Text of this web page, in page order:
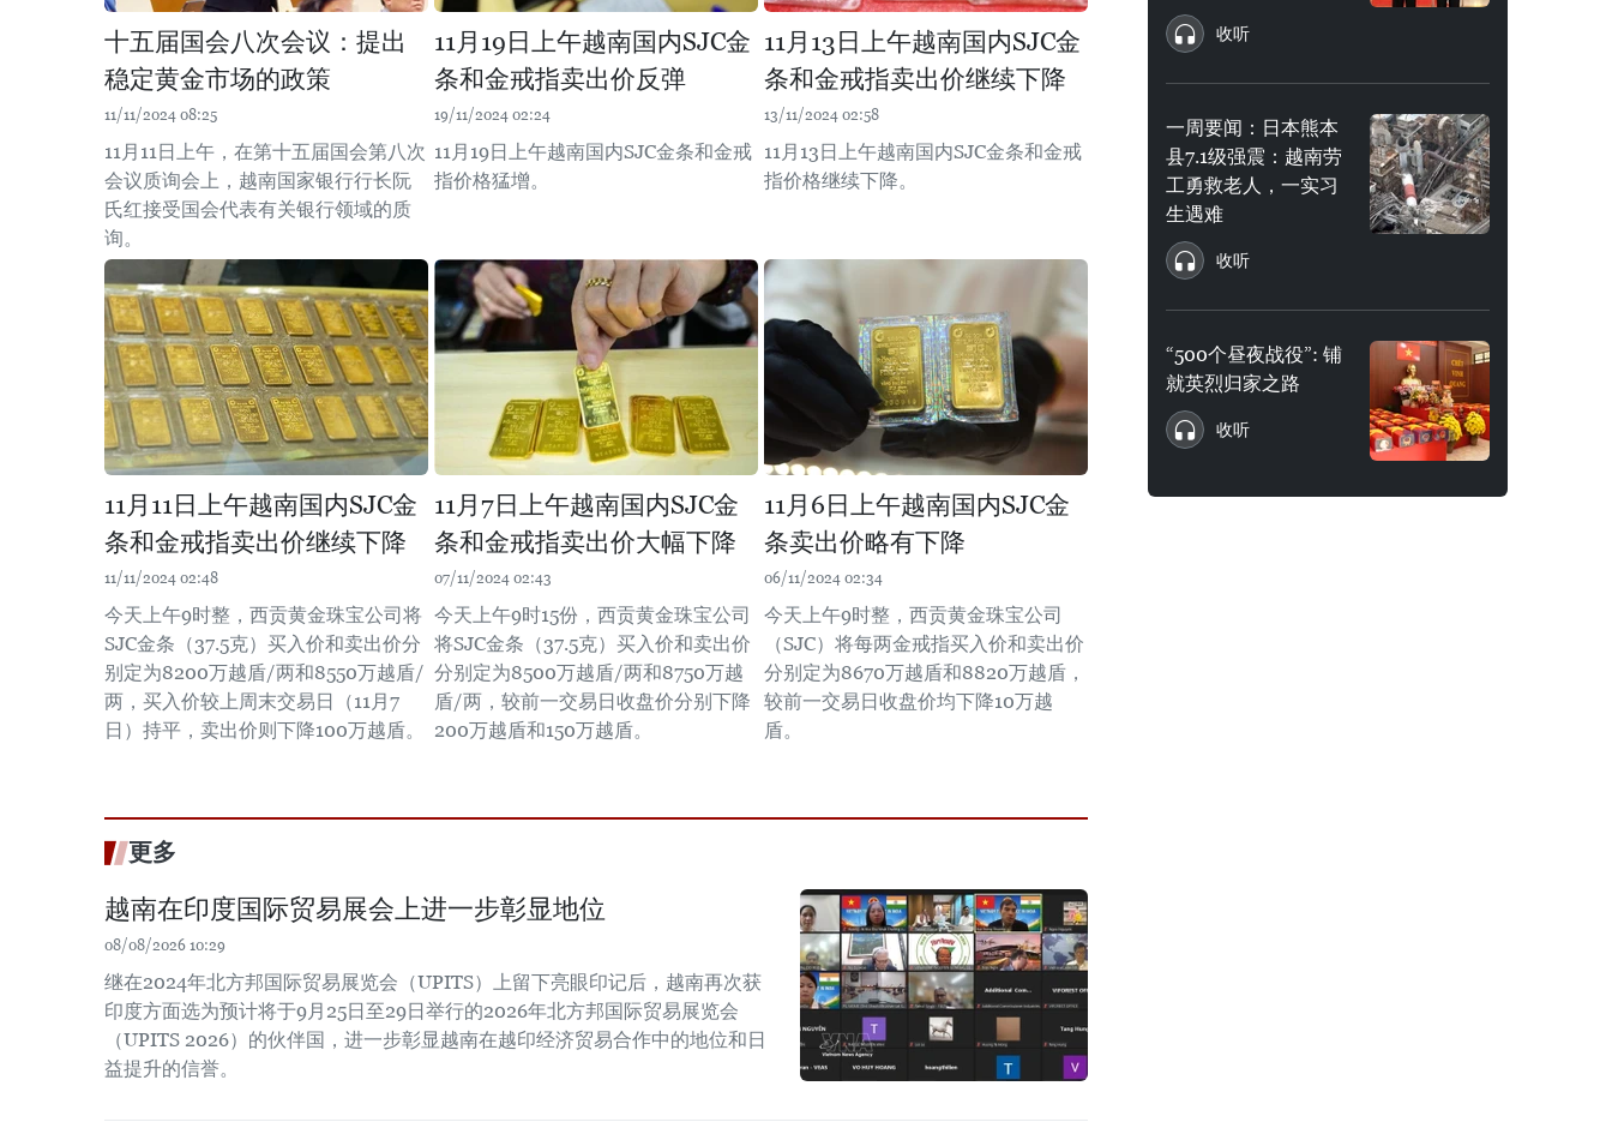
十五届国会八次会议：提出
稳定黄金市场的政策
11/11/2024 08:25
11月11日上午，在第十五届国会第八次
会议质询会上，越南国家银行行长阮
氏红接受国会代表有关银行领域的质
询。
11月19日上午越南国内SJC金
条和金戒指卖出价反弹
19/11/2024 02:24
11月19日上午越南国内SJC金条和金戒
指价格猛增。
11月13日上午越南国内SJC金
条和金戒指卖出价继续下降
13/11/2024 02:58
11月13日上午越南国内SJC金条和金戒
指价格继续下降。
11月11日上午越南国内SJC金
条和金戒指卖出价继续下降
11/11/2024 02:48
今天上午9时整，西贡黄金珠宝公司将
SJC金条（37.5克）买入价和卖出价分
别定为8200万越盾/两和8550万越盾/
两，买入价较上周末交易日（11月7
日）持平，卖出价则下降100万越盾。
11月7日上午越南国内SJC金
条和金戒指卖出价大幅下降
07/11/2024 02:43
今天上午9时15份，西贡黄金珠宝公司
将SJC金条（37.5克）买入价和卖出价
分别定为8500万越盾/两和8750万越
盾/两，较前一交易日收盘价分别下降
200万越盾和150万越盾。
11月6日上午越南国内SJC金
条卖出价略有下降
06/11/2024 02:34
今天上午9时整，西贡黄金珠宝公司
（SJC）将每两金戒指买入价和卖出价
分别定为8670万越盾和8820万越盾，
较前一交易日收盘价均下降10万越
盾。
更多
越南在印度国际贸易展会上进一步彰显地位
08/08/2026 10:29
继在2024年北方邦国际贸易展览会（UPITS）上留下亮眼印记后，越南再次获
印度方面选为预计将于9月25日至29日举行的2026年北方邦国际贸易展览会
（UPITS 2026）的伙伴国，进一步彰显越南在越印经济贸易合作中的地位和日
益提升的信誉。
收听
一周要闻：日本熊本
县7.1级强震：越南劳
工勇救老人，一实习
生遇难
收听
“500个昼夜战役”: 铺
就英烈归家之路
收听